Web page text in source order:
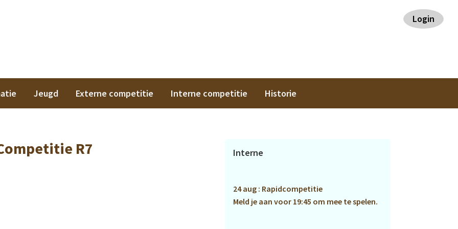
Login
Jeugd Externe competitie Interne competitie Historie
R7
Primaire
Interne
24 aug : Rapidcompetitie
Meld je aan voor 19:45 om mee te spelen.